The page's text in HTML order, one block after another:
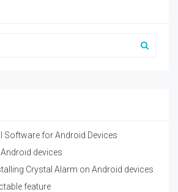
Software for Android Devices
devices
Crystal Alarm on Android devices
feature